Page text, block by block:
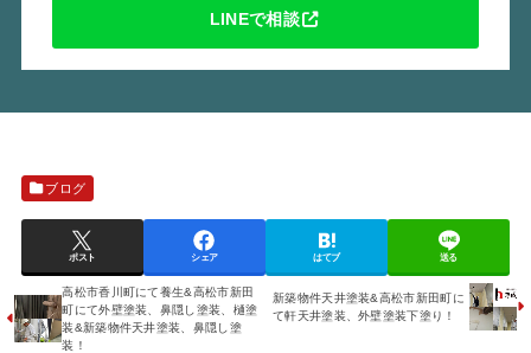
LINEで相談
ブログ
ポスト シェア はてブ 送る
高松市香川町にて養生&高松市新田
町にて外壁塗装、鼻隠し塗装、樋塗
装&新築物件天井塗装、鼻隠し塗
装！
新築物件天井塗装&高松市新田町に
て軒天井塗装、外壁塗装下塗り！